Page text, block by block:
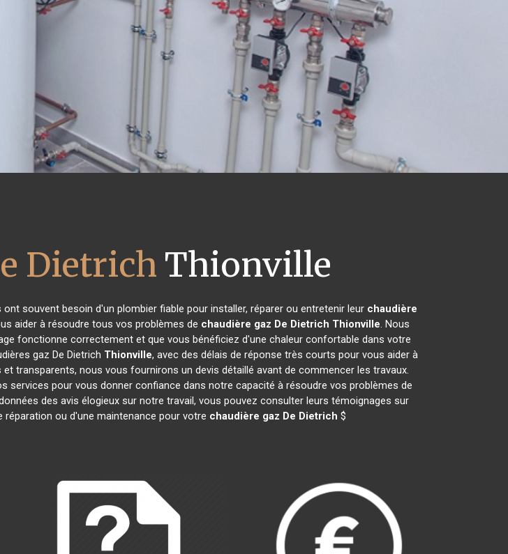
Dietrich Thionville
souvent besoin d'un plombier fiable pour installer, réparer ou entretenir leur chaudière
aider à résoudre tous vos problèmes de chaudière gaz De Dietrich Thionville. Nous
fonctionne correctement et que vous bénéficiez d'une chaleur confortable dans votre
gaz De Dietrich Thionville, avec des délais de réponse très courts pour vous aider à
transparents, nous vous fournirons un devis détaillé avant de commencer les travaux.
pour vous donner confiance dans notre capacité à résoudre vos problèmes de
des avis élogieux sur notre travail, vous pouvez consulter leurs témoignages sur
ou d'une maintenance pour votre chaudière gaz De Dietrich $